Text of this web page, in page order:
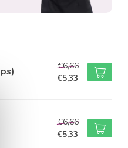
€6,66
€5,33
€6,66
€5,33